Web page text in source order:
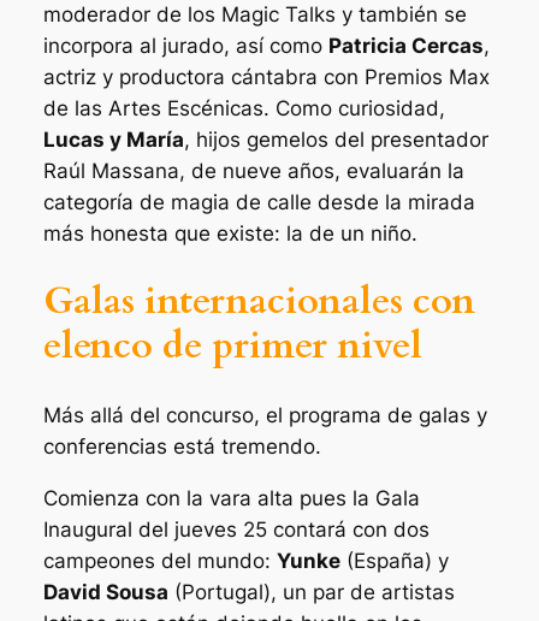
moderador de los Magic Talks y también se
incorpora al jurado, así como Patricia Cercas,
actriz y productora cántabra con Premios Max
de las Artes Escénicas. Como curiosidad,
Lucas y María, hijos gemelos del presentador
Raúl Massana, de nueve años, evaluarán la
categoría de magia de calle desde la mirada
más honesta que existe: la de un niño.
Galas internacionales con
elenco de primer nivel
Más allá del concurso, el programa de galas y
conferencias está tremendo.
Comienza con la vara alta pues la Gala
Inaugural del jueves 25 contará con dos
campeones del mundo: Yunke(España) y
David Sousa (Portugal), un par de artistas